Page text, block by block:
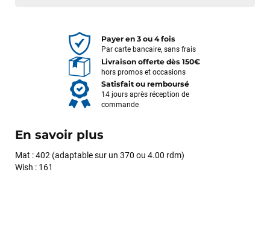
Payer en 3 ou 4 fois
Par carte bancaire, sans frais
Livraison offerte dès 150€
hors promos et occasions
Satisfait ou remboursé
14 jours après réception de
commande
En savoir plus
Mat : 402 (adaptable sur un 370 ou 4.00 rdm)
Wish : 161